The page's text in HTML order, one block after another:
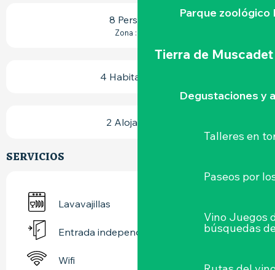
Parque zoológico
Tierra de Muscadet
Degustaciones y
Talleres en
Paseos por
Vino Juegos
búsquedas
8 Persona(s)
Zona : 95 m
4 Habitación(es)
2 Alojamiento
SERVICIOS
Lavavajillas
Entrada independiente
Wifi